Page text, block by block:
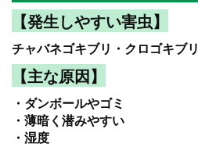
【発生しやすい害虫】
チャバネゴキブリ・クロゴキブリ
【主な原因】
・ダンボールやゴミ
・薄暗く潜みやすい
・湿度